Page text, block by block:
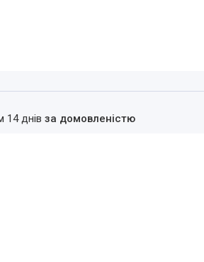
14 днів за домовленістю